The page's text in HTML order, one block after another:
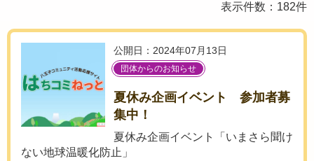
表示件数：182件
公開日：2024年07月13日
団体からのお知らせ
夏休み企画イベント 参加者募
集中！
夏休み企画イベント「いまさら聞け
ない地球温暖化防止」